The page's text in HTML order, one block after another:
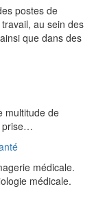
postes de
au sein des
que dans des
multitude de
prise…
médicale.
médicale.